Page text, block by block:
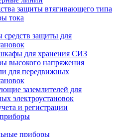
защиты втягивающего типа
тока
средств защиты для
для хранения СИЗ
высокого напряжения
для передвижных
заземлителей для
электроустановок
и регистрации
приборы